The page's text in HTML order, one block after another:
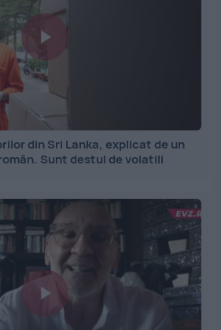
din Sri Lanka, explicat de un
Sunt destul de volatili